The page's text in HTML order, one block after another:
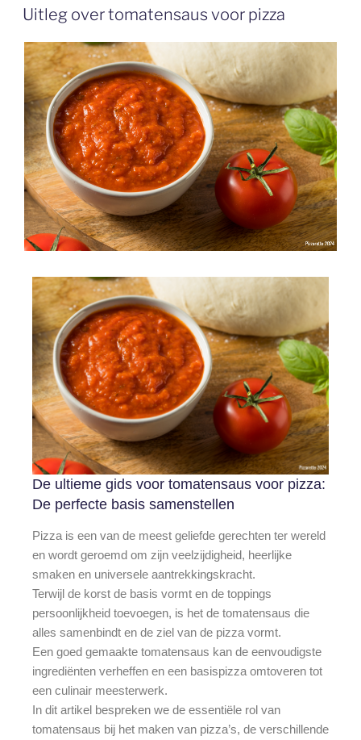
Uitleg over tomatensaus voor pizza
De ultieme gids voor tomatensaus voor pizza:
De perfecte basis samenstellen
Pizza is een van de meest geliefde gerechten ter wereld
en wordt geroemd om zijn veelzijdigheid, heerlijke
smaken en universele aantrekkingskracht.
Terwijl de korst de basis vormt en de toppings
persoonlijkheid toevoegen, is het de tomatensaus die
alles samenbindt en de ziel van de pizza vormt.
Een goed gemaakte tomatensaus kan de eenvoudigste
ingrediënten verheffen en een basispizza omtoveren tot
een culinair meesterwerk.
In dit artikel bespreken we de essentiële rol van
tomatensaus bij het maken van pizza’s, de verschillende